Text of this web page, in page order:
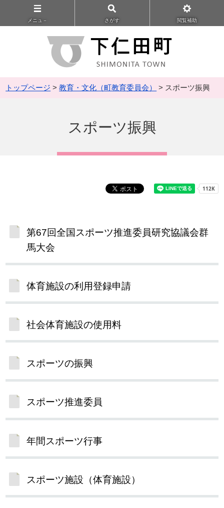
メニュ－ さがす 閲覧補助
トップページ >教育・文化（町教育委員会） > スポーツ振興
スポーツ振興
第67回全国スポーツ推進委員研究協議会群
馬大会
体育施設の利用登録申請
社会体育施設の使用料
スポーツの振興
スポーツ推進委員
年間スポーツ行事
スポーツ施設（体育施設）